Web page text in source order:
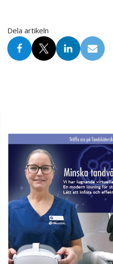
Dela artikeln